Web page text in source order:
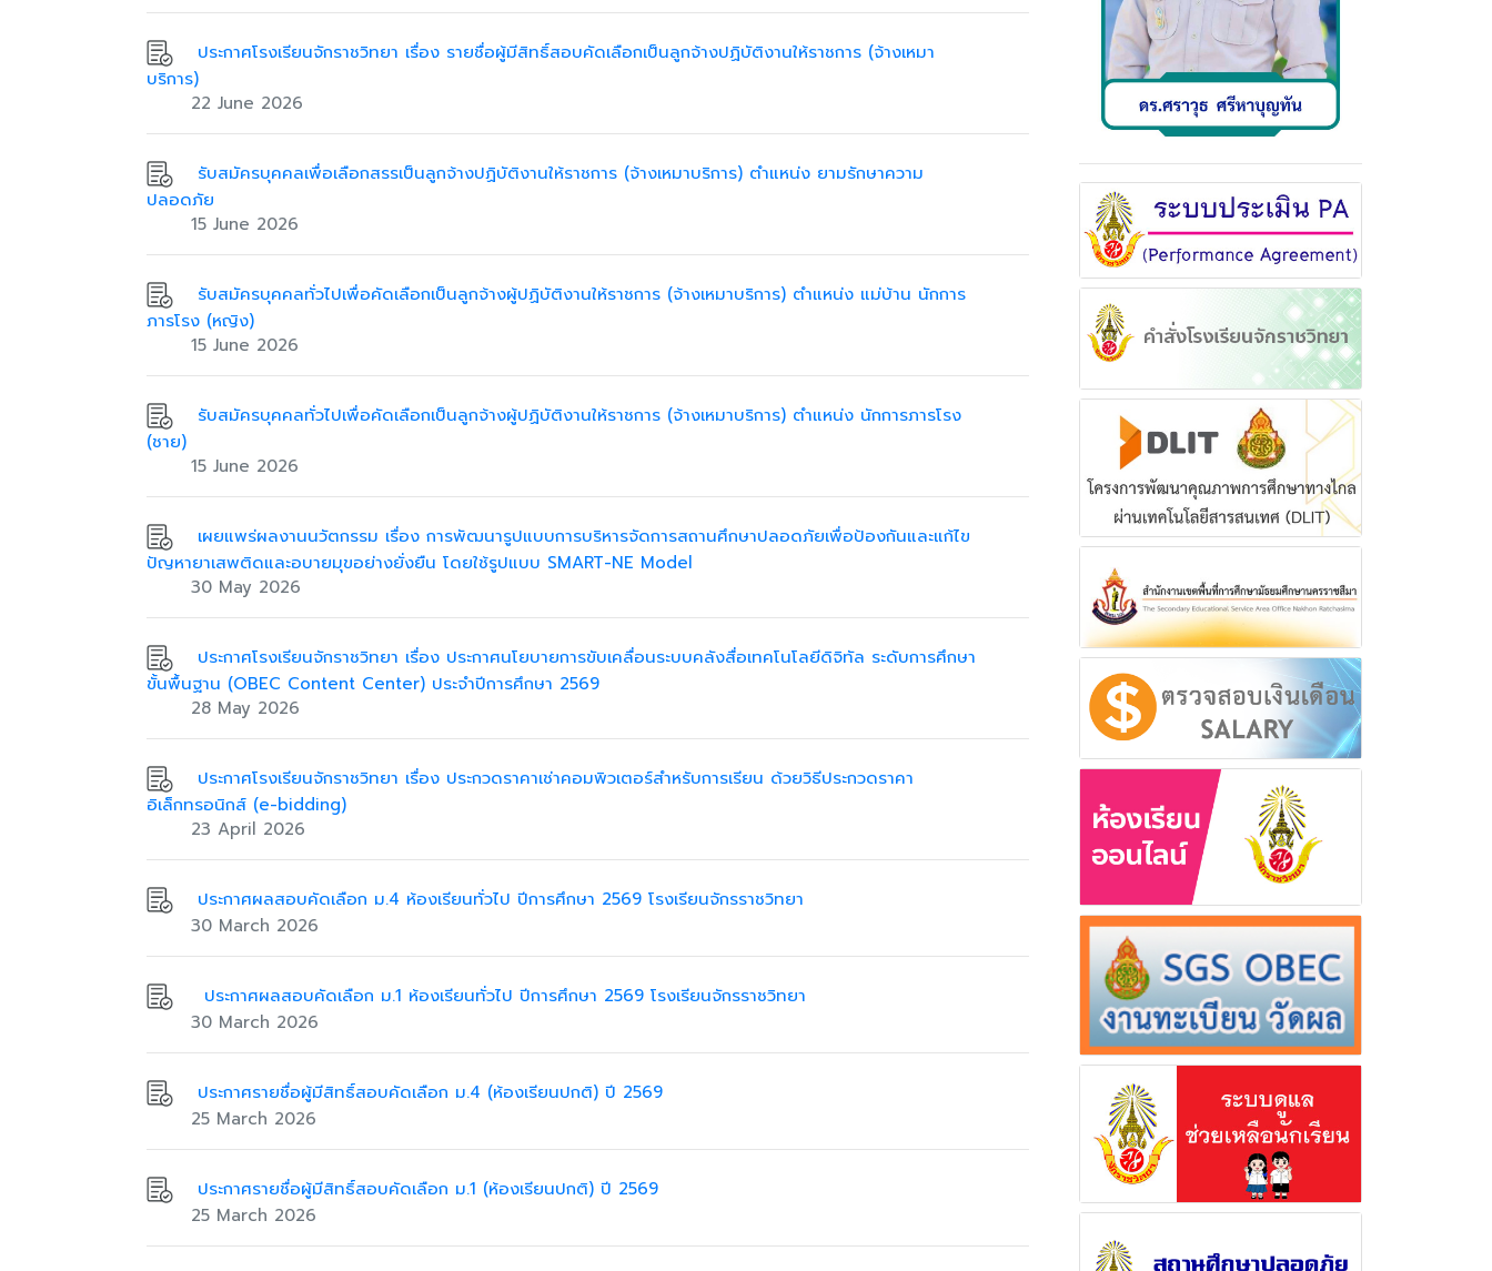
ประกาศโรงเรียนจักราชวิทยา เรื่อง รายชื่อผู้มีสิทธิ์สอบคัดเลือกเป็นลูกจ้างปฏิบัติงานให้ราชการ (จ้างเหมา
บริการ)
22 June 2026
รับสมัครบุคคลเพื่อเลือกสรรเป็นลูกจ้างปฏิบัติงานให้ราชการ (จ้างเหมาบริการ) ตําแหน่ง ยามรักษาความ
ปลอดภัย
15 June 2026
รับสมัครบุคคลทั่วไปเพื่อคัดเลือกเป็นลูกจ้างผู้ปฏิบัติงานให้ราชการ (จ้างเหมาบริการ) ตำแหน่ง แม่บ้าน นักการ
ภารโรง (หญิง)
15 June 2026
รับสมัครบุคคลทั่วไปเพื่อคัดเลือกเป็นลูกจ้างผู้ปฏิบัติงานให้ราชการ (จ้างเหมาบริการ) ตำแหน่ง นักการภารโรง
(ชาย)
15 June 2026
เผยแพร่ผลงานนวัตกรรม เรื่อง การพัฒนารูปแบบการบริหารจัดการสถานศึกษาปลอดภัยเพื่อป้องกันและแก้ไข
ปัญหายาเสพติดและอบายมุขอย่างยั่งยืน โดยใช้รูปแบบ SMART-NE Model
30 May 2026
ประกาศโรงเรียนจักราชวิทยา เรื่อง ประกาศนโยบายการขับเคลื่อนระบบคลังสื่อเทคโนโลยีดิจิทัล ระดับการศึกษา
ขั้นพื้นฐาน (OBEC Content Center) ประจำปีการศึกษา 2569
28 May 2026
ประกาศโรงเรียนจักราชวิทยา เรื่อง ประกวดราคาเช่าคอมพิวเตอร์สำหรับการเรียน ด้วยวิธีประกวดราคา
อิเล็กทรอนิกส์ (e-bidding)
23 April 2026
ประกาศผลสอบคัดเลือก ม.4 ห้องเรียนทั่วไป ปีการศึกษา 2569 โรงเรียนจักรราชวิทยา
30 March 2026
ประกาศผลสอบคัดเลือก ม.1 ห้องเรียนทั่วไป ปีการศึกษา 2569 โรงเรียนจักรราชวิทยา
30 March 2026
ประกาศรายชื่อผู้มีสิทธิ์สอบคัดเลือก ม.4 (ห้องเรียนปกติ) ปี 2569
25 March 2026
ประกาศรายชื่อผู้มีสิทธิ์สอบคัดเลือก ม.1 (ห้องเรียนปกติ) ปี 2569
25 March 2026